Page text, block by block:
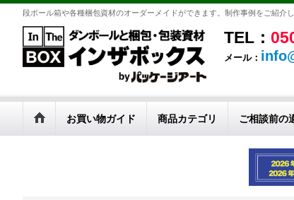
段ボール箱や各種梱包資材のオーダーメイドができます。制作事例をご紹介
TEL：
メール：
お買い物ガイド 商品カテゴリ ご相談前の